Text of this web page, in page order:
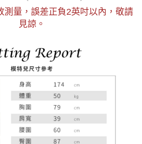
量，誤差正負2英吋以內，敬請
見諒。